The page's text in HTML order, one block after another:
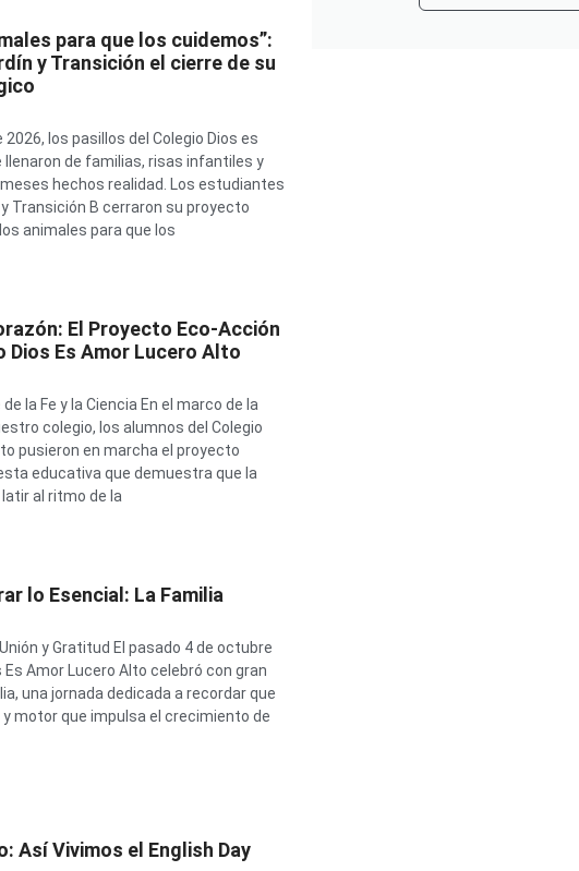
para que los cuidemos”:
y Transición el cierre de su
2026, los pasillos del Colegio Dios es
llenaron de familias, risas infantiles y
hechos realidad. Los estudiantes
Transición B cerraron su proyecto
animales para que los
El Proyecto Eco-Acción
Dios Es Amor Lucero Alto
la Fe y la Ciencia En el marco de la
colegio, los alumnos del Colegio
pusieron en marcha el proyecto
educativa que demuestra que la
al ritmo de la
lo Esencial: La Familia
y Gratitud El pasado 4 de octubre
Es Amor Lucero Alto celebró con gran
una jornada dedicada a recordar que
motor que impulsa el crecimiento de
Así Vivimos el English Day